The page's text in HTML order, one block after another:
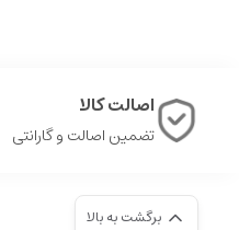
اصالت کالا
تضمین اصالت و گارانتی
برگشت به بالا